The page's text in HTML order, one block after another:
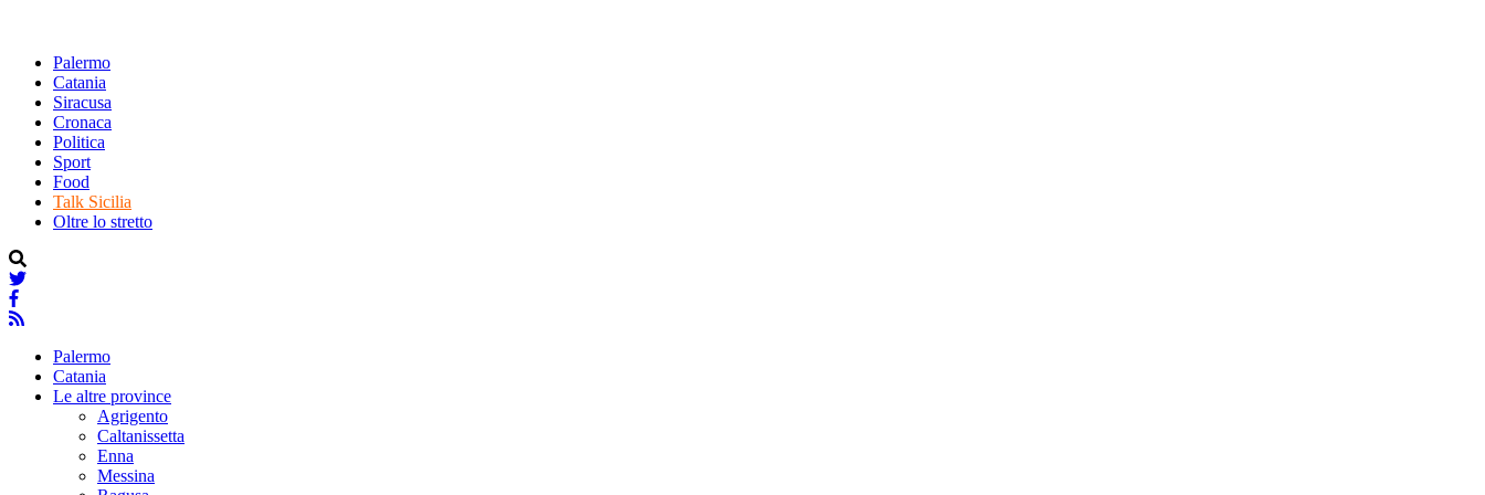
Palermo
Catania
Siracusa
Cronaca
Politica
Sport
Food
Talk Sicilia
Oltre lo stretto
Palermo
Catania
Le altre province
Agrigento
Caltanissetta
Enna
Messina